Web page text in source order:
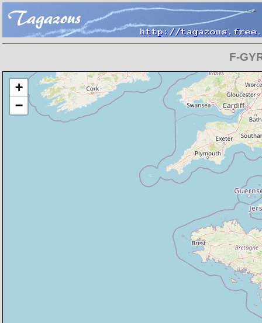
F-
Chargement de la carte en cours
+
−